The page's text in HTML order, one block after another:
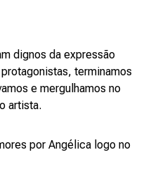
dignos da expressão
terminamos
e mergulhamos no
artista.
por Angélica logo no